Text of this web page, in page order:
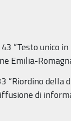
“Testo unico
Emilia-
“Riordino
di